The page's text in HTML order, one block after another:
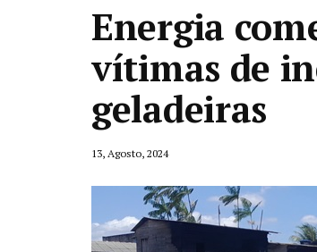
Energia
vítimas de
geladeiras
13, Agosto, 2024